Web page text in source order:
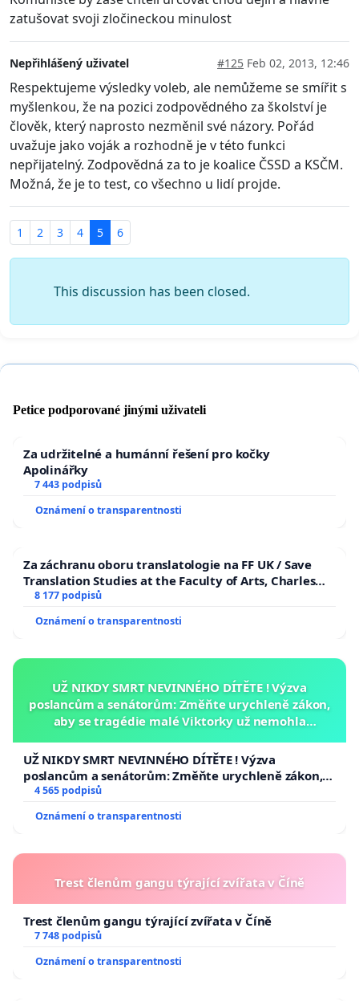
zatušovat svoji zločineckou minulost
Nepřihlášený uživatel #125 Feb 02, 2013, 12:46
Respektujeme výsledky voleb, ale nemůžeme se smířit s
myšlenkou, že na pozici zodpovědného za školství je
člověk, který naprosto nezměnil své názory. Pořád
uvažuje jako voják a rozhodně je v této funkci
nepřijatelný. Zodpovědná za to je koalice ČSSD a KSČM.
Možná, že je to test, co všechno u lidí projde.
1 2 3 4 5 6
This discussion has been closed.
Petice podporované jinými uživateli
Za udržitelné a humánní řešení pro kočky
Apolinářky
7 443 podpisů
Oznámení o transparentnosti
Za záchranu oboru translatologie na FF UK / Save
Translation Studies at the Faculty of Arts, Charles
University
8 177 podpisů
Oznámení o transparentnosti
UŽ NIKDY SMRT NEVINNÉHO DÍTĚTE ! Výzva
poslancům a senátorům: Změňte urychleně zákon,
aby se tragédie malé Viktorky už nemohla
UŽ NIKDY SMRT NEVINNÉHO DÍTĚTE ! Výzva
poslancům a senátorům: Změňte urychleně zákon,
aby se tragédie malé Viktorky už nemohla opakovat!
4 565 podpisů
Oznámení o transparentnosti
Trest členům gangu týrající zvířata v Číně
Trest členům gangu týrající zvířata v Číně
7 748 podpisů
Oznámení o transparentnosti